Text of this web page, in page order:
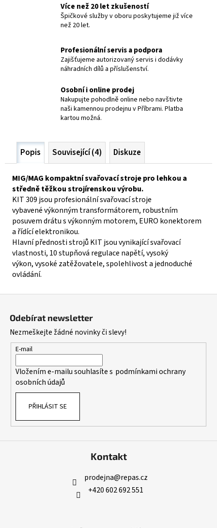
Více než 20 let zkušeností
Špičkové služby v oboru poskytujeme již více
než 20 let.
Profesionální servis a podpora
Zajišťujeme autorizovaný servis i dodávky
náhradních dílů a příslušenství.
Osobní i online prodej
Nakupujte pohodlně online nebo navštivte
naši kamennou prodejnu v Příbrami. Platba
kartou možná.
Popis Související (4) Diskuze
MIG/MAG kompaktní svařovací stroje pro lehkou a
středně těžkou strojírenskou výrobu.
KIT 309 jsou profesionální svařovací stroje
vybavené výkonným transformátorem, robustním
posuvem drátu s výkonným motorem, EURO konektorem
a řídící elektronikou.
Hlavní přednosti strojů KIT jsou vynikající svařovací
vlastnosti, 10 stupňová regulace napětí, vysoký
výkon, vysoké zatěžovatele, spolehlivost a jednoduché
ovládání.
Odebírat newsletter
Nezmeškejte žádné novinky či slevy!
E-mail
Vložením e-mailu souhlasíte s podmínkami ochrany
osobních údajů
PŘIHLÁSIT SE
Kontakt
prodejna@repas.cz
+420 602 692 551